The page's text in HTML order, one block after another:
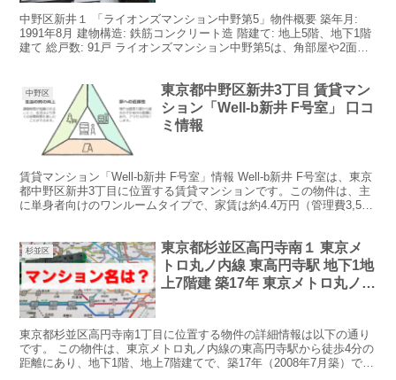
中野区新井１ 「ライオンズマンション中野第5」物件概要 築年月:
1991年8月 建物構造: 鉄筋コンクリート造 階建て: 地上5階、地下1階
建て 総戸数: 91戸 ライオンズマンション中野第5は、角部屋や2面採
中野区
東京都中野区新井3丁目 賃貸マン
ション「Well-b新井 F号室」 口コ
ミ情報
賃貸マンション「Well-b新井 F号室」情報 Well-b新井 F号室は、東京
都中野区新井3丁目に位置する賃貸マンションです。この物件は、主
に単身者向けのワンルームタイプで、家賃は約4.4万円（管理費3,500
杉並区
東京都杉並区高円寺南１ 東京メ
トロ丸ノ内線 東高円寺駅 地下1地
上7階建 築17年 東京メトロ丸ノ内
トロ東西線/中野駅 歩16分 築17年
地下1地上7階建 物件の詳細情報
＆マンション名は？
東京都杉並区高円寺南1丁目に位置する物件の詳細情報は以下の通り
です。 この物件は、東京メトロ丸ノ内線の東高円寺駅から徒歩4分の
距離にあり、地下1階、地上7階建てで、築17年（2008年7月築）で